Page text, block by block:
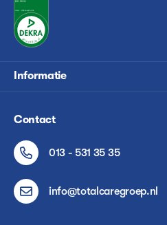
Informatie
Contact
013 - 531 35 35
info@totalcaregroep.nl